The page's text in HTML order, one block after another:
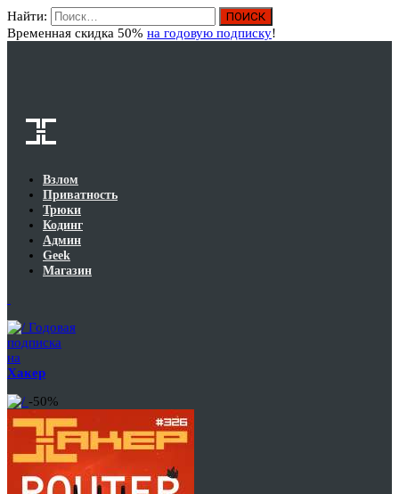
Найти:
Временная скидка 50% на годовую подписку!
Взлом
Приватность
Трюки
Кодинг
Админ
Geek
Магазин
Годовая
подписка
на
Хакер
-50%